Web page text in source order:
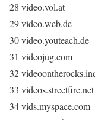
28 video.vol.at
29 video.web.de
30 video.youteach.de
31 videojug.com
32
33 videos.streetfire.net
34 vids.myspace.com